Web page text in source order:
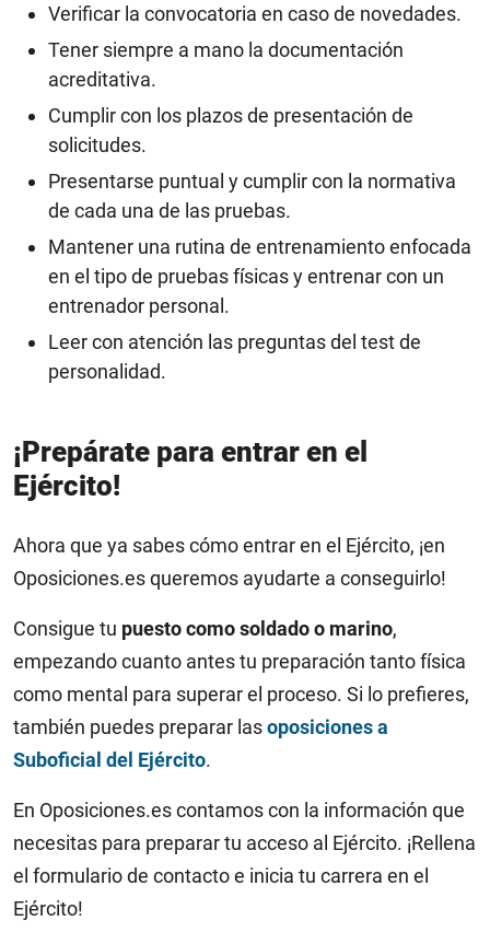
Verificar la convocatoria en caso de novedades.
Tener siempre a mano la documentación
acreditativa.
Cumplir con los plazos de presentación de
solicitudes.
Presentarse puntual y cumplir con la normativa
de cada una de las pruebas.
Mantener una rutina de entrenamiento enfocada
en el tipo de pruebas físicas y entrenar con un
entrenador personal.
Leer con atención las preguntas del test de
personalidad.
¡Prepárate para entrar en el
Ejército!
Ahora que ya sabes cómo entrar en el Ejército, ¡en
Oposiciones.es queremos ayudarte a conseguirlo!
Consigue tu puesto como soldado o marino,
empezando cuanto antes tu preparación tanto física
como mental para superar el proceso. Si lo prefieres,
también puedes preparar lasoposiciones a
Suboficial del Ejército.
En Oposiciones.es contamos con la información que
necesitas para preparar tu acceso al Ejército. ¡Rellena
el formulario de contacto e inicia tu carrera en el
Ejército!